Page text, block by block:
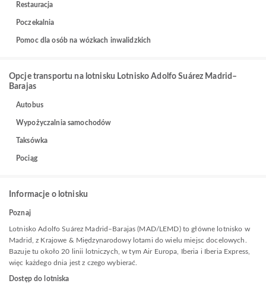
Restauracja
Poczekalnia
Pomoc dla osób na wózkach inwalidzkich
Opcje transportu na lotnisku Lotnisko Adolfo Suárez Madrid–
Barajas
Autobus
Wypożyczalnia samochodów
Taksówka
Pociąg
Informacje o lotnisku
Poznaj
Lotnisko Adolfo Suárez Madrid–Barajas (MAD/LEMD) to główne lotnisko w
Madrid, z Krajowe & Międzynarodowy lotami do wielu miejsc docelowych.
Bazuje tu około 20 linii lotniczych, w tym Air Europa, Iberia i Iberia Express,
więc każdego dnia jest z czego wybierać.
Dostęp do lotniska